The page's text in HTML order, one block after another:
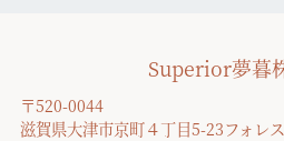
Superior夢暮
〒520-0044
滋賀県大津市京町４丁目5-23フォレ